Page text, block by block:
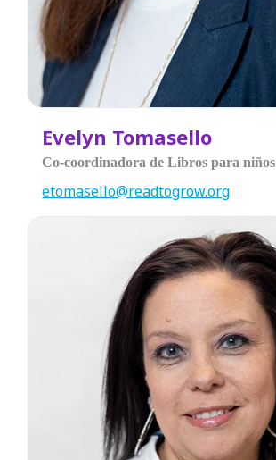
Evelyn Tomasello
Co-coordinadora de Libros para niños
etomasello@readtogrow.org